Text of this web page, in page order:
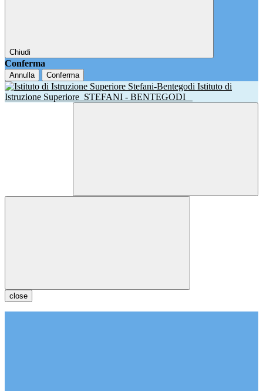
Chiudi
Conferma
Annulla Conferma
Istituto di
Istruzione Superiore STEFANI - BENTEGODI
close